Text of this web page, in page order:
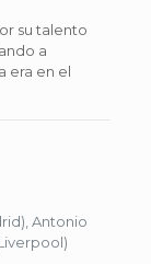
su talento
a
era en el
Antonio